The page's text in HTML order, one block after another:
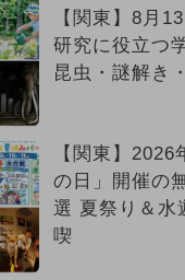
【関東】8月
研究に役立つ
昆虫・謎解き
【関東】2026
の日」開催の
選 夏祭り＆水
喫